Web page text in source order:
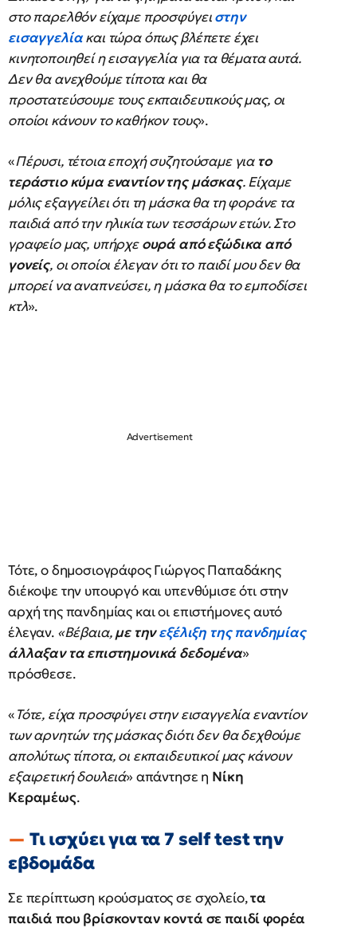
στο παρελθόν είχαμε προσφύγειστην
εισαγγελίακαι τώρα όπως βλέπετε έχει
κινητοποιηθεί η εισαγγελία για τα θέματα αυτά.
Δεν θα ανεχθούμε τίποτα και θα
προστατεύσουμε τους εκπαιδευτικούς μας, οι
οποίοι κάνουν το καθήκον τους».
«Πέρυσι, τέτοια εποχή συζητούσαμε γιατο
τεράστιο κύμα εναντίον της μάσκας. Είχαμε
μόλις εξαγγείλει ότι τη μάσκα θα τη φοράνε τα
παιδιά από την ηλικία των τεσσάρων ετών. Στο
γραφείο μας, υπήρχεουρά από εξώδικα από
γονείς, οι οποίοι έλεγαν ότι το παιδί μου δεν θα
μπορεί να αναπνεύσει, η μάσκα θα το εμποδίσει
κτλ».
Τότε, ο δημοσιογράφος Γιώργος Παπαδάκης
διέκοψε την υπουργό και υπενθύμισε ότι στην
αρχή της πανδημίας και οι επιστήμονες αυτό
έλεγαν. «Βέβαια,με τηνεξέλιξη της πανδημίας
άλλαξαν τα επιστημονικά δεδομένα»
πρόσθεσε.
«Τότε, είχα προσφύγει στην εισαγγελία εναντίον
των αρνητών της μάσκας διότι δεν θα δεχθούμε
απολύτως τίποτα, οι εκπαιδευτικοί μας κάνουν
εξαιρετική δουλειά» απάντησε η Νίκη
Κεραμέως.
Τι ισχύει για τα 7 self test την
εβδομάδα
Σε περίπτωση κρούσματος σε σχολείο,τα
παιδιά που βρίσκονταν κοντά σε παιδί φορέα